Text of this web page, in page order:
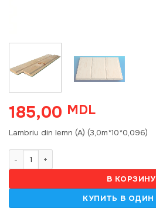
185,00 MDL
Lambriu din lemn (A) (3,0m*10*0,096)
В КОРЗИНУ